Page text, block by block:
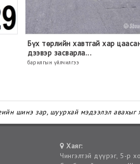
Бүх төрлийн хавтгай хар
дээвэр засварла...
барилгын үйлчилгээ
шинэ зар, шуурхай мэдээлэл авахыг
Хаяг:
Чингэлтэй дүүрэг, 5-р